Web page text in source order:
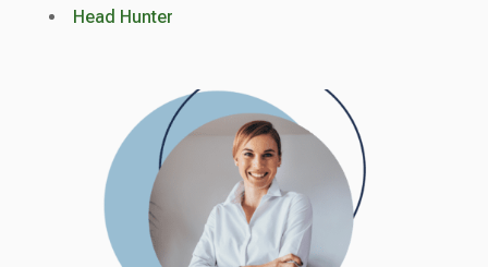
Head Hunter